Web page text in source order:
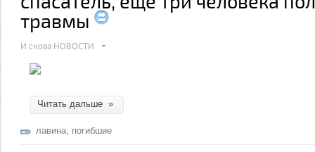
травмы
И снова НОВОСТИ
Читать дальше »
лавина погибшие